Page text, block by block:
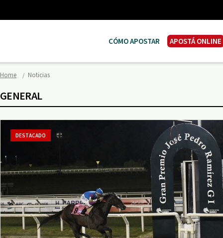
CÓMO APOSTAR APOSTÁ ONLINE
Home Noticias
GENERAL
DESTACADO